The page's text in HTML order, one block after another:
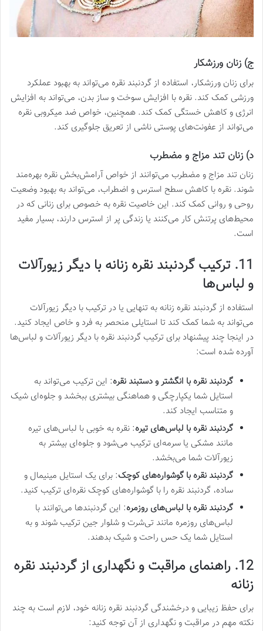
ج) زنان ورزشکار
برای زنان ورزشکار، استفاده از گردنبند نقره می‌تواند به بهبود عملکرد
ورزشی کمک کند. نقره با افزایش سوخت و ساز بدن، می‌تواند به افزایش
انرژی و کاهش خستگی کمک کند. همچنین، خواص ضد میکروبی نقره
می‌تواند از عفونت‌های پوستی ناشی از تعریق جلوگیری کند.
د) زنان تند مزاج و مضطرب
زنان تند مزاج و مضطرب می‌توانند از خواص آرامش‌بخش نقره بهره‌مند
شوند. نقره با کاهش سطح استرس و اضطراب، می‌تواند به بهبود وضعیت
روحی و روانی کمک کند. این خاصیت نقره به خصوص برای زنانی که در
محیط‌های پرتنش کار می‌کنند یا زندگی پر از استرس دارند، بسیار مفید
است.
11. ترکیب گردنبند نقره زنانه با دیگر زیورآلات
و لباس‌ها
استفاده از گردنبند نقره زنانه به تنهایی یا در ترکیب با دیگر زیورآلات
می‌تواند به شما کمک کند تا استایلی منحصر به فرد و خاص ایجاد کنید.
در اینجا چند پیشنهاد برای ترکیب گردنبند نقره با دیگر زیورآلات و لباس‌ها
آورده شده است:
گردنبند نقره با انگشتر و دستبند نقره: این ترکیب می‌تواند به
استایل شما یکپارچگی و هماهنگی بیشتری ببخشد و جلوه‌ای شیک
و متناسب ایجاد کند.
گردنبند نقره با لباس‌های تیره: نقره به خوبی با لباس‌های تیره
مانند مشکی یا سرمه‌ای ترکیب می‌شود و جلوه‌ای بیشتر به
زیورآلات شما می‌بخشد.
گردنبند نقره با گوشواره‌های کوچک: برای یک استایل مینیمال و
ساده، گردنبند نقره را با گوشواره‌های کوچک نقره‌ای ترکیب کنید.
گردنبند نقره با لباس‌های روزمره: این گردنبندها می‌توانند با
لباس‌های روزمره مانند تی‌شرت و شلوار جین ترکیب شوند و به
استایل شما یک حس راحت و شیک بدهند.
12. راهنمای مراقبت و نگهداری از گردنبند نقره
زنانه
برای حفظ زیبایی و درخشندگی گردنبند نقره زنانه خود، لازم است به چند
نکته مهم در مراقبت و نگهداری از آن توجه کنید: